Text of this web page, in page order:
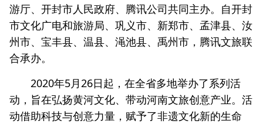
游厅、开封市人民政府、腾讯公司共同主办。自开封
市文化广电和旅游局、巩义市、新郑市、孟津县、汝
州市、宝丰县、温县、渑池县、禹州市，腾讯文旅联
合承办。
2020年5月26日起，在全省多地举办了系列活
动，旨在弘扬黄河文化、带动河南文旅创意产业。活
动借助科技与创意力量，赋予了非遗文化新的生命